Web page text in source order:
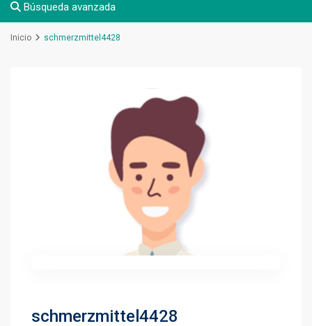
Búsqueda avanzada
Inicio schmerzmittel4428
schmerzmittel4428